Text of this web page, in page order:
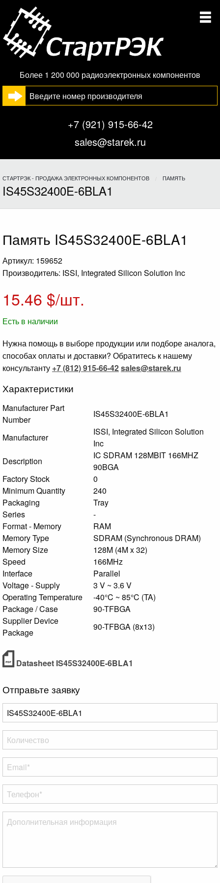
Более 1 200 000 радиоэлектронных компонентов
+7 (921) 915-66-42
sales@starek.ru
СТАРТРЭК - ПРОДАЖА ЭЛЕКТРОННЫХ КОМПОНЕНТОВ ПАМЯТЬ
IS45S32400E-6BLA1
Память IS45S32400E-6BLA1
Артикул: 159652
Производитель: ISSI, Integrated Silicon Solution Inc
15.46 $/шт.
Есть в наличии
Нужна помощь в выборе продукции или подборе аналога,
способах оплаты и доставки? Обратитесь к нашему
консультанту +7 (812) 915-66-42sales@starek.ru
Характеристики
Manufacturer Part
Number
IS45S32400E-6BLA1
Manufacturer
ISSI, Integrated Silicon Solution
Inc
Description
IC SDRAM 128MBIT 166MHZ
90BGA
Factory Stock
0
Minimum Quantity
240
Packaging
Tray
Series
-
Format - Memory
RAM
Memory Type
SDRAM (Synchronous DRAM)
Memory Size
128M (4M x 32)
Speed
166MHz
Interface
Parallel
Voltage - Supply
3 V ~ 3.6 V
Operating Temperature
-40°C ~ 85°C (TA)
Package / Case
90-TFBGA
Supplier Device
Package
90-TFBGA (8x13)
Datasheet IS45S32400E-6BLA1
Отправьте заявку